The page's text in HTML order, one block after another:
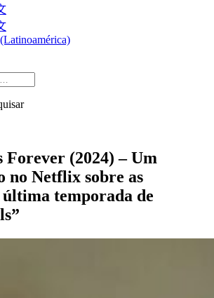
Forever (2024) – Um
no Netflix sobre as
última temporada de